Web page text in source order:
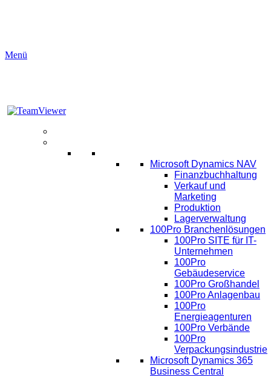
Menü
Microsoft Dynamics NAV
Finanzbuchhaltung
Verkauf und
Marketing
Produktion
Lagerverwaltung
100Pro Branchenlösungen
100Pro SITE für IT-
Unternehmen
100Pro
Gebäudeservice
100Pro Großhandel
100Pro Anlagenbau
100Pro
Energieagenturen
100Pro Verbände
100Pro
Verpackungsindustrie
Microsoft Dynamics 365
Business Central